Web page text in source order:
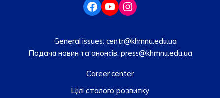
General issues: centr@khmnu.edu.ua
Подача новин та анонсів:press@khmnu.edu.ua
Career center
Цілі сталого розвитку